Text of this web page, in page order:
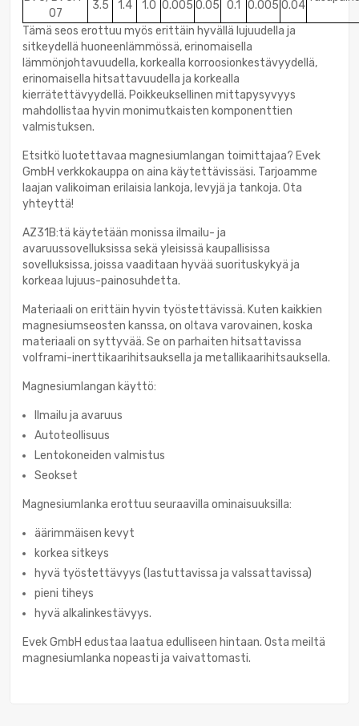
07
3.5 1.4 1.0 0.005 0.05 0.1 0.005 0.04
Tämä seos erottuu myös erittäin hyvällä lujuudella ja
sitkeydellä huoneenlämmössä, erinomaisella
lämmönjohtavuudella, korkealla korroosionkestävyydellä,
erinomaisella hitsattavuudella ja korkealla
kierrätettävyydellä. Poikkeuksellinen mittapysyvyys
mahdollistaa hyvin monimutkaisten komponenttien
valmistuksen.
Etsitkö luotettavaa magnesiumlangan toimittajaa? Evek
GmbH verkkokauppa on aina käytettävissäsi. Tarjoamme
laajan valikoiman erilaisia lankoja, levyjä ja tankoja. Ota
yhteyttä!
AZ31B:tä käytetään monissa ilmailu- ja
avaruussovelluksissa sekä yleisissä kaupallisissa
sovelluksissa, joissa vaaditaan hyvää suorituskykyä ja
korkeaa lujuus-painosuhdetta.
Materiaali on erittäin hyvin työstettävissä. Kuten kaikkien
magnesiumseosten kanssa, on oltava varovainen, koska
materiaali on syttyvää. Se on parhaiten hitsattavissa
volframi-inerttikaarihitsauksella ja metallikaarihitsauksella.
Magnesiumlangan käyttö:
Ilmailu ja avaruus
Autoteollisuus
Lentokoneiden valmistus
Seokset
Magnesiumlanka erottuu seuraavilla ominaisuuksilla:
äärimmäisen kevyt
korkea sitkeys
hyvä työstettävyys (lastuttavissa ja valssattavissa)
pieni tiheys
hyvä alkalinkestävyys.
Evek GmbH edustaa laatua edulliseen hintaan. Osta meiltä
magnesiumlanka nopeasti ja vaivattomasti.